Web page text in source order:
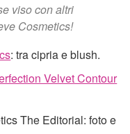
viso con altri
Cosmetics!
: tra cipria e blush.
Velvet Contour
The Editorial: foto e